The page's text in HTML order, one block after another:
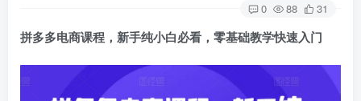
0 88 31
拼多多电商课程 ，新手纯小白必看，零基础教学快速入门